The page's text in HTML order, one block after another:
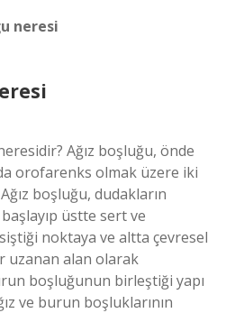
neresi
Ağız boşluğu, önde
orofarenks olmak üzere iki
boşluğu, dudakların
üstte sert ve
noktaya ve altta çevresel
uzanan alan olarak
boşluğunun birleştiği yapı
ve burun boşluklarının